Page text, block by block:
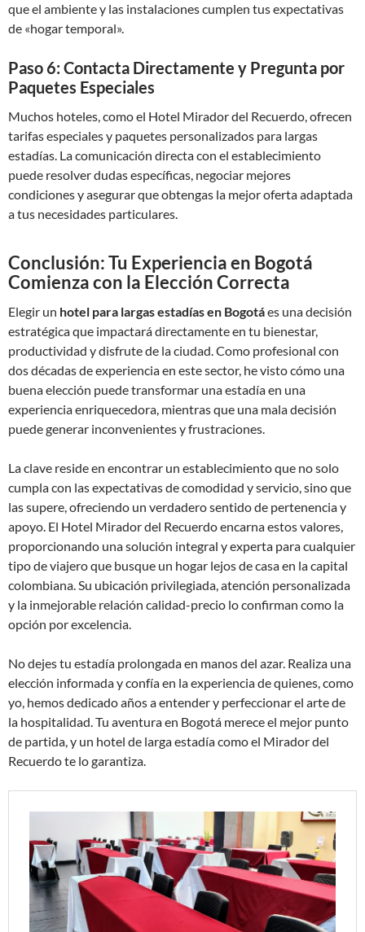
que el ambiente y las instalaciones cumplen tus expectativas
de «hogar temporal».
Paso 6: Contacta Directamente y Pregunta por
Paquetes Especiales
Muchos hoteles, como el Hotel Mirador del Recuerdo, ofrecen
tarifas especiales y paquetes personalizados para largas
estadías. La comunicación directa con el establecimiento
puede resolver dudas específicas, negociar mejores
condiciones y asegurar que obtengas la mejor oferta adaptada
a tus necesidades particulares.
Conclusión: Tu Experiencia en Bogotá
Comienza con la Elección Correcta
Elegir un hotel para largas estadías en Bogotáes una decisión
estratégica que impactará directamente en tu bienestar,
productividad y disfrute de la ciudad. Como profesional con
dos décadas de experiencia en este sector, he visto cómo una
buena elección puede transformar una estadía en una
experiencia enriquecedora, mientras que una mala decisión
puede generar inconvenientes y frustraciones.
La clave reside en encontrar un establecimiento que no solo
cumpla con las expectativas de comodidad y servicio, sino que
las supere, ofreciendo un verdadero sentido de pertenencia y
apoyo. El Hotel Mirador del Recuerdo encarna estos valores,
proporcionando una solución integral y experta para cualquier
tipo de viajero que busque un hogar lejos de casa en la capital
colombiana. Su ubicación privilegiada, atención personalizada
y la inmejorable relación calidad-precio lo confirman como la
opción por excelencia.
No dejes tu estadía prolongada en manos del azar. Realiza una
elección informada y confía en la experiencia de quienes, como
yo, hemos dedicado años a entender y perfeccionar el arte de
la hospitalidad. Tu aventura en Bogotá merece el mejor punto
de partida, y un hotel de larga estadía como el Mirador del
Recuerdo te lo garantiza.